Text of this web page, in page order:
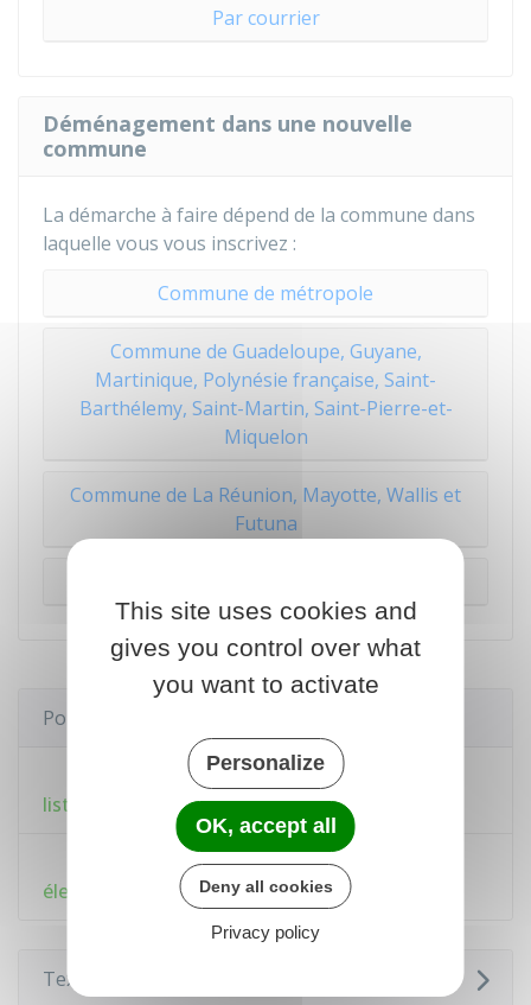
Par courrier
Déménagement dans une nouvelle
commune
La démarche à faire dépend de la commune dans
laquelle vous vous inscrivez :
Commune de métropole
Commune de Guadeloupe, Guyane,
Martinique, Polynésie française, Saint-
Barthélemy, Saint-Martin, Saint-Pierre-et-
Miquelon
Commune de La Réunion, Mayotte, Wallis et
Futuna
Pour en savoir plus
Nouvelle-Calédonie : quand s’inscrire sur la
liste électorale générale ?
Nouvelle-Calédonie : s'inscrire sur la liste
électorale générale
Textes de référence
This site uses cookies and
gives you control over what
you want to activate
Personalize
OK, accept all
Deny all cookies
Privacy policy